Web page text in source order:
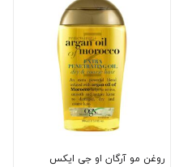
روغن مو آرگان او جی ایکس